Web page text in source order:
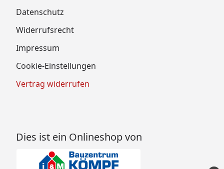
Datenschutz
Widerrufsrecht
Impressum
Cookie-Einstellungen
Vertrag widerrufen
Dies ist ein Onlineshop von